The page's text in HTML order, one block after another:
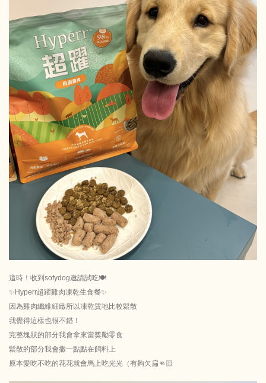
這時！收到sofydog邀請試吃🍽️
✨Hyperr超躍雞肉凍乾生食餐✨
因為雞肉纖維細緻所以凍乾質地比較鬆散
我覺得這樣也很不錯！
完整塊狀的部分我會拿來當獎勵零食
鬆散的部分我會撒一點點在飼料上
原本愛吃不吃的花花就會馬上吃光光（有夠欠扁👊🏻